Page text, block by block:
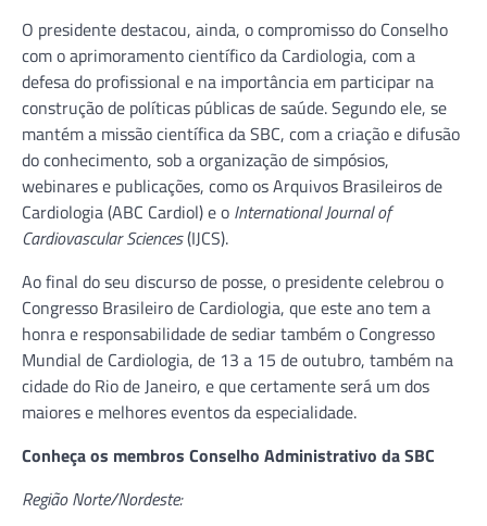
O presidente destacou, ainda, o compromisso do Conselho
com o aprimoramento científico da Cardiologia, com a
defesa do profissional e na importância em participar na
construção de políticas públicas de saúde. Segundo ele, se
mantém a missão científica da SBC, com a criação e difusão
do conhecimento, sob a organização de simpósios,
webinares e publicações, como os Arquivos Brasileiros de
Cardiologia (ABC Cardiol) e o International Journal of
Cardiovascular Sciences(IJCS).
Ao final do seu discurso de posse, o presidente celebrou o
Congresso Brasileiro de Cardiologia, que este ano tem a
honra e responsabilidade de sediar também o Congresso
Mundial de Cardiologia, de 13 a 15 de outubro, também na
cidade do Rio de Janeiro, e que certamente será um dos
maiores e melhores eventos da especialidade.
Conheça os membros Conselho Administrativo da SBC
Região Norte/Nordeste: